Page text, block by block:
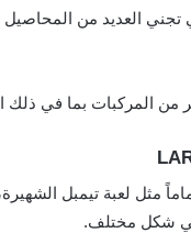
تجني العديد من
المركبات بما في ذلك
مثل لعبة تيمبل
في شكل مختلف.